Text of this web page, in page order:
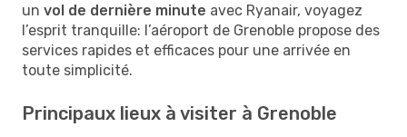
un vol de dernière minute avec Ryanair, voyagez
l’esprit tranquille: l’aéroport de Grenoble propose des
services rapides et efficaces pour une arrivée en
toute simplicité.
Principaux lieux à visiter à Grenoble